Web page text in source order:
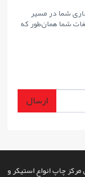
شما در مسیر
شما همان‌طور که
ارسال
چاپ انواع استیکر و